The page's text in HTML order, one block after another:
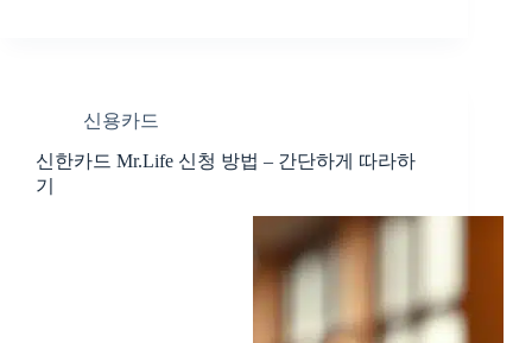
신용카드
신한카드 Mr.Life 신청 방법 – 간단하게 따라하
기